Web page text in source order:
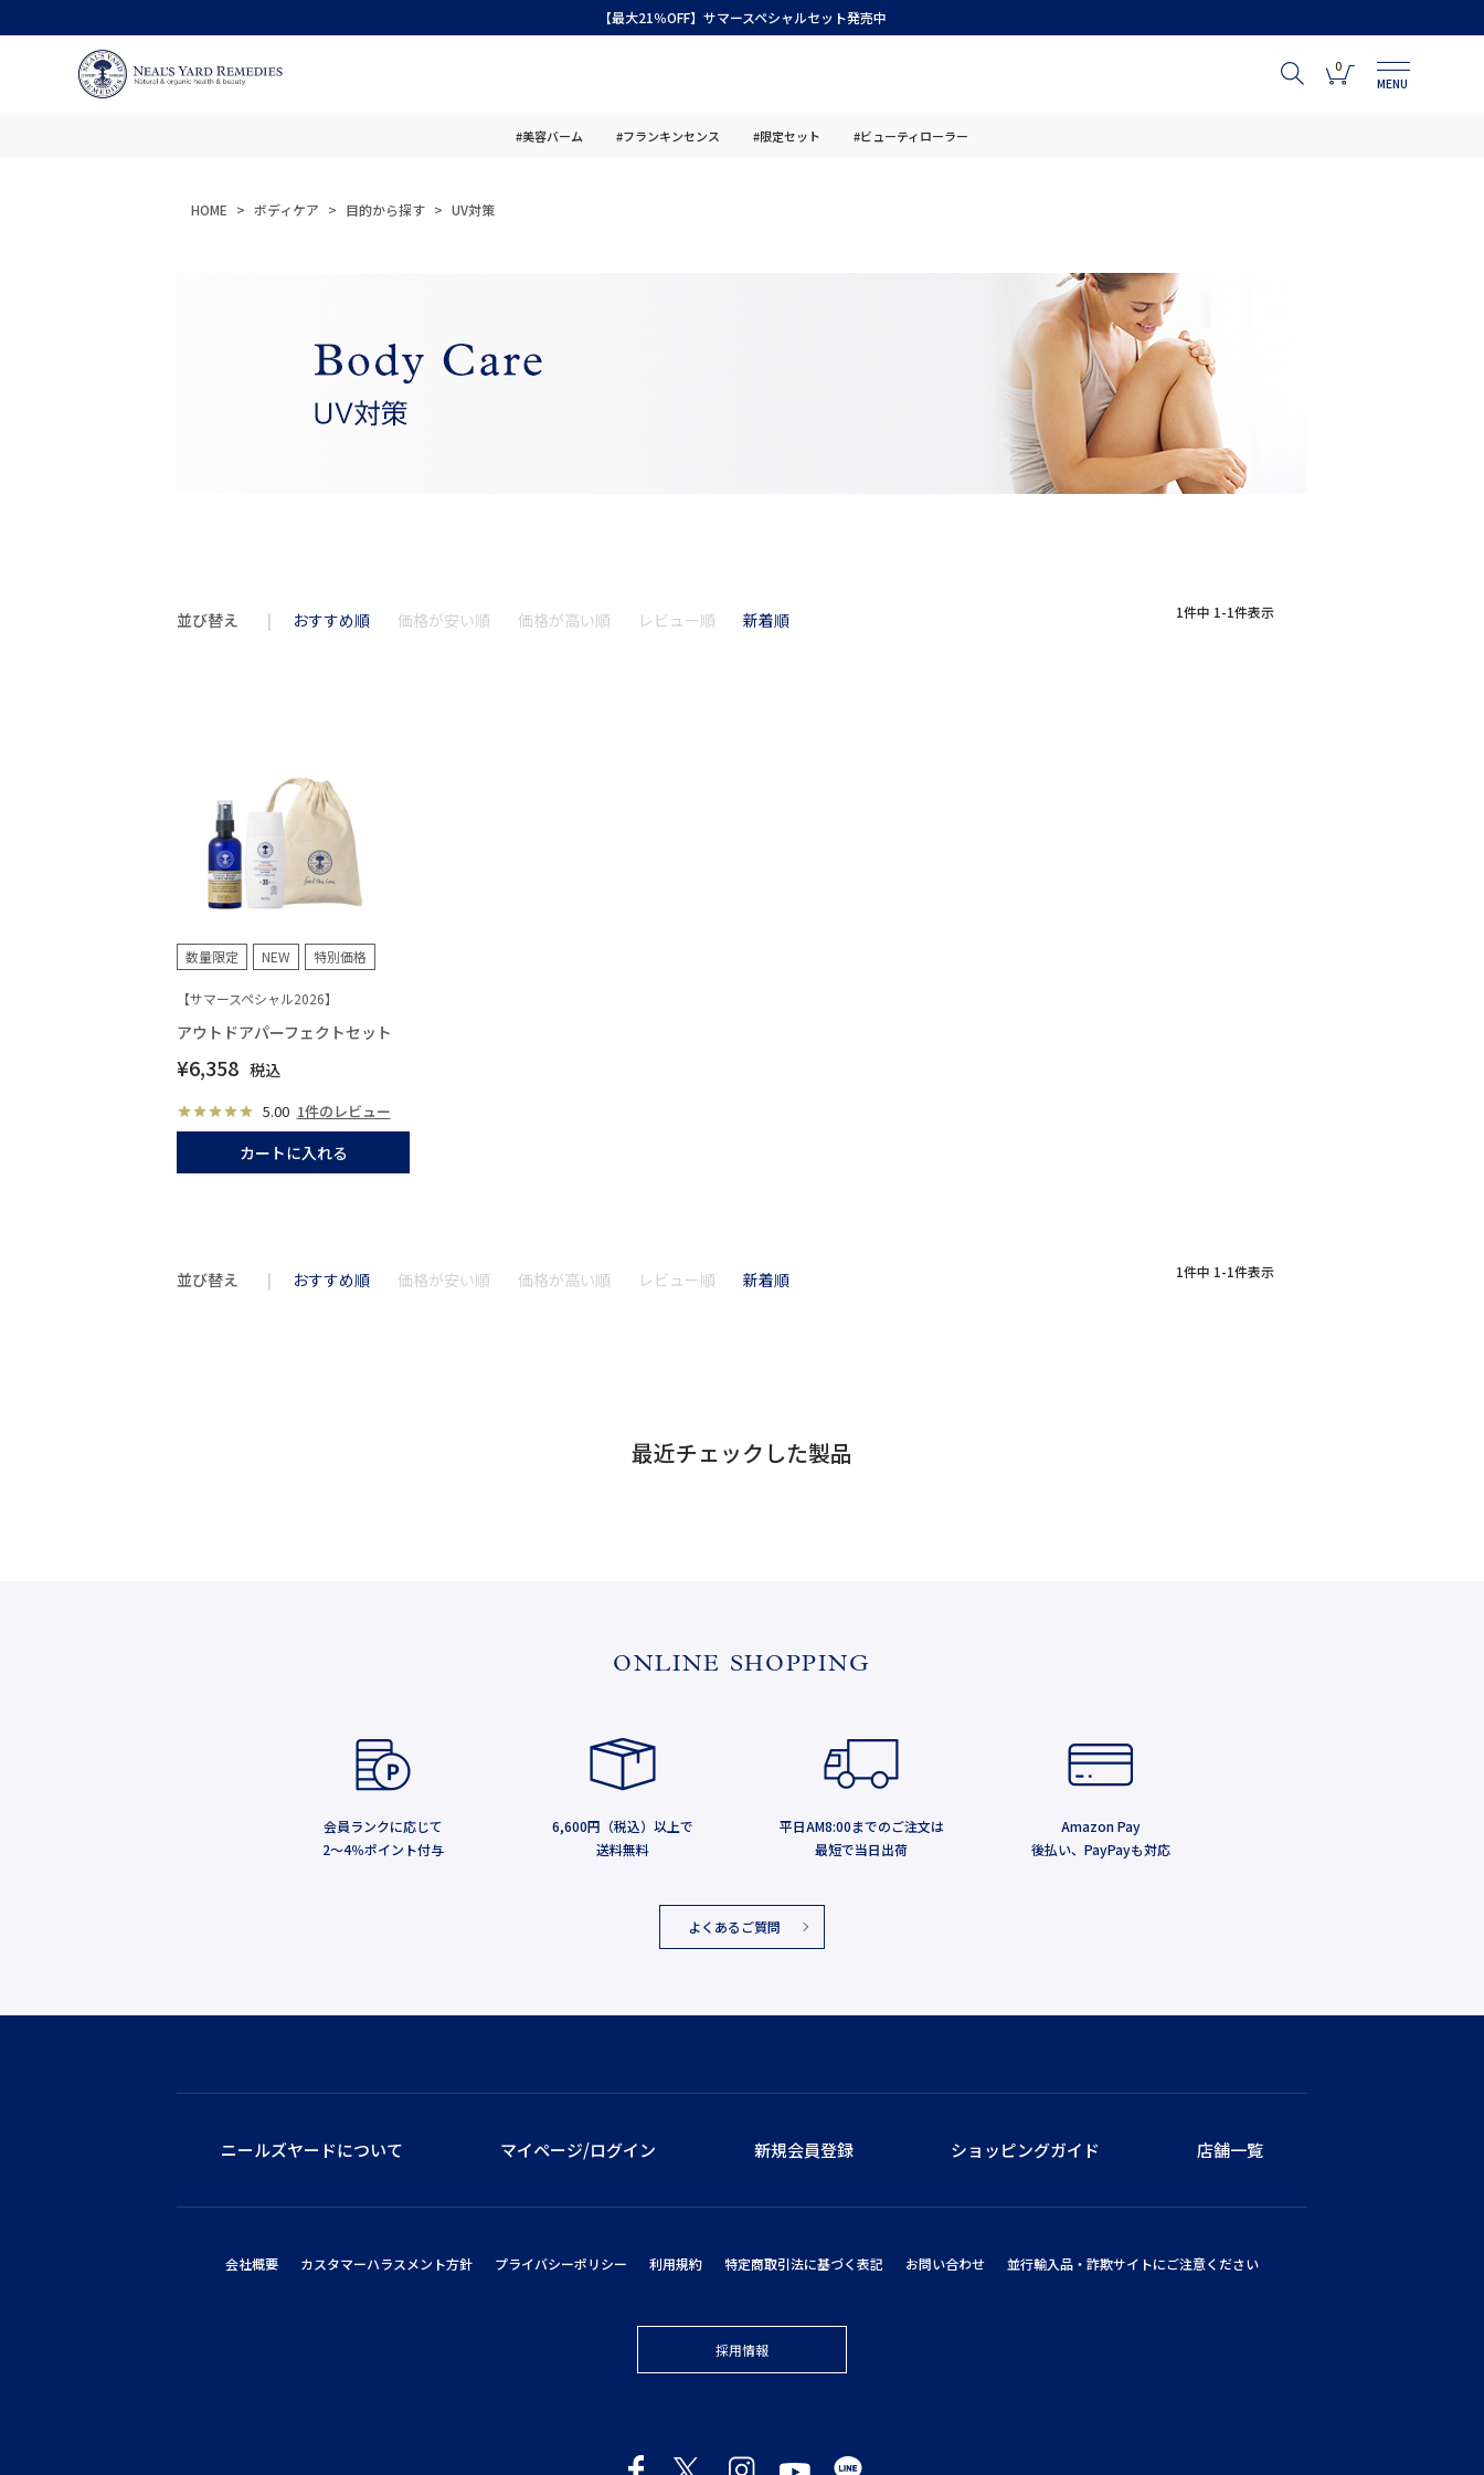
【最大21％OFF】サマースペシャルセット発売中
0
MENU
#美容バーム #フランキンセンス #限定セット #ビューティローラー
HOME ボディケア 目的から探す UV対策
並び替え おすすめ順 価格が安い順 価格が高い順 レビュー順 新着順 1件中 1-1件表示
数量限定 NEW 特別価格
【サマースペシャル2026】
アウトドアパーフェクトセット
¥6,358 税込
5.00 1件のレビュー
カートに入れる
並び替え おすすめ順 価格が安い順 価格が高い順 レビュー順 新着順 1件中 1-1件表示
最近チェックした製品
ONLINE SHOPPING
会員ランクに応じて
2～4％ポイント付与
6,600円（税込）以上で
送料無料
平日AM8:00までのご注文は
最短で当日出荷
Amazon Pay
後払い、PayPayも対応
よくあるご質問
ニールズヤードについて マイページ/ログイン 新規会員登録 ショッピングガイド 店舗一覧
会社概要 カスタマーハラスメント方針 プライバシーポリシー 利用規約 特定商取引法に基づく表記 お問い合わせ 並行輸入品・詐欺サイトにご注意ください
採用情報